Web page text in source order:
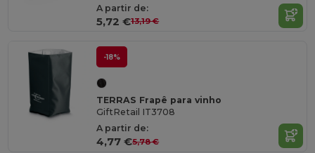
A partir de:
5,72 €13,19 €
-18%
TERRAS Frapê para vinho
GiftRetail IT3708
A partir de:
4,77 €5,78 €